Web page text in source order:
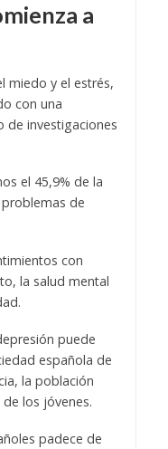
a
miedo y el estrés,
con una
de investigaciones
el 45,9% de la
de
con
la salud mental
puede
española de
la población
los jóvenes.
padece de